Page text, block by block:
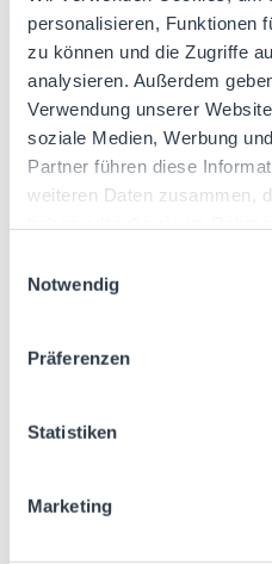
personalisieren, Funktionen
zu können und die Zugriffe
analysieren. Außerdem
Verwendung unserer
soziale Medien, Werbung
Partner führen diese
weiteren Daten zusammen,
Notwendig
Präferenzen
Statistiken
Marketing
sein, der Aktionen
auslöst. Es kann
Nachschubaktionen,
Lieferkette, Ausgaben
Betriebskapital oder
Rechnungsstellung
mit diesem einen,
Wenn nun der Sensor
ist und nicht an der
richtigen Zeitpunkt
auswirken. Dies kann
physische Aufgaben,
Nachbestellungen,
nicht notwendig sind.